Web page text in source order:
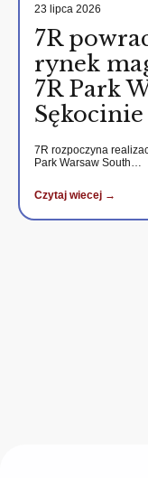
23 lipca 2026
7R
rynek
7R Park
Sękocinie
7R rozpoczyna
Park Warsaw South…
Czytaj wiecej →